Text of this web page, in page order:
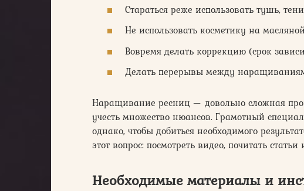
Стараться реже использовать тушь,
Не использовать косметику на
Вовремя делать коррекцию (срок
Делать перерывы между
Наращивание ресниц — довольно сложная
учесть множество нюансов. Грамотный
однако, чтобы добиться необходимого
этот вопрос: посмотреть видео, почитать
Необходимые материалы и